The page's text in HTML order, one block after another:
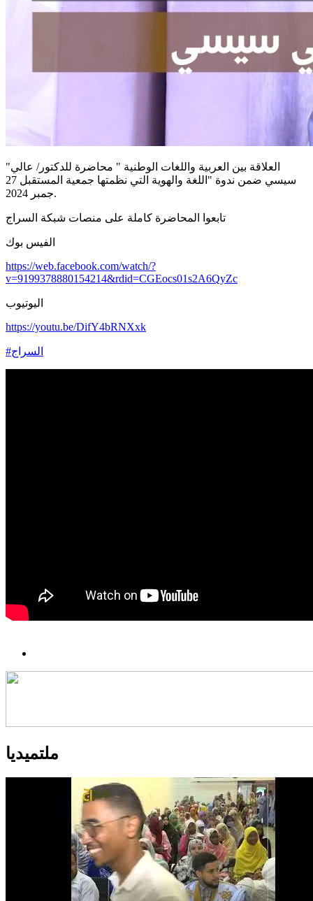
"العلاقة بين العربية واللغات الوطنية " محاضرة للدكتور/ عالي
سيسي ضمن ندوة "اللغة والهوية التي نظمتها جمعية المستقبل 27
جمبر 2024.
تابعوا المحاضرة كاملة على منصات شبكة السراج
الفيس بوك
https://web.facebook.com/watch/?
v=9199378880154214&rdid=CGEocs01s2A6QyZc
https://youtu.be/DifY4bRNXxk
#السراج
ملتميديا